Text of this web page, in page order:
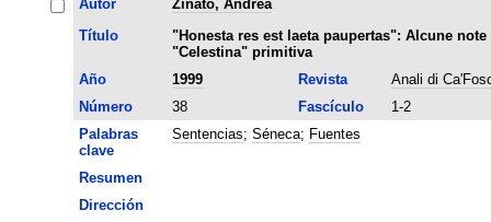
Autor
Zinato, Andrea
Título
"Honesta res est laeta paupertas": Alcune
"Celestina" primitiva
Año
1999 Revista
Anali di
Número
38 Fascículo
1-2
Palabras
clave
Sentencias; Séneca; Fuentes
Resumen
Dirección